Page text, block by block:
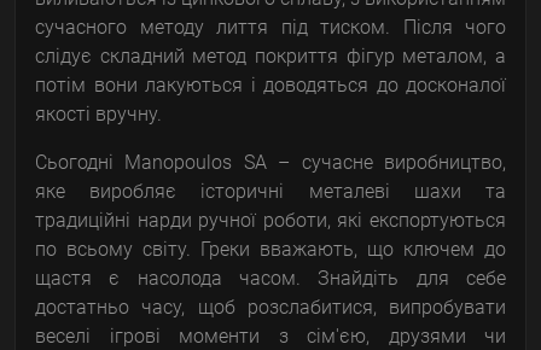
сучасного методу лиття під тиском. Після чого
слідує складний метод покриття фігур металом, а
потім вони лакуються і доводяться до досконалої
якості вручну.
Сьогодні Manopoulos SA – сучасне виробництво,
яке виробляє історичні металеві шахи та
традиційні нарди ручної роботи, які експортуються
по всьому світу. Греки вважають, що ключем до
щастя є насолода часом. Знайдіть для себе
достатньо часу, щоб розслабитися, випробувати
веселі ігрові моменти з сім'єю, друзями чи